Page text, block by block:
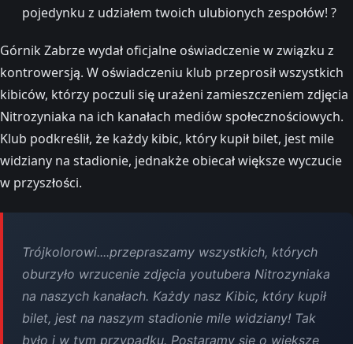
pojedynku z udziałem twoich ulubionych zespołów! ?
Górnik Zabrze wydał oficjalne oświadczenie w związku z
kontrowersją. W oświadczeniu klub przeprosił wszystkich
kibiców, którzy poczuli się urażeni zamieszczeniem zdjęcia
Nitrozyniaka na ich kanałach mediów społecznościowych.
Klub podkreślił, że każdy kibic, który kupił bilet, jest mile
widziany na stadionie, jednakże obiecał większe wyczucie
w przyszłości.
Trójkolorowi....przepraszamy wszystkich, których
oburzyło wrzucenie zdjęcia youtubera Nitrozyniaka
na naszych kanałach. Każdy nasz Kibic, który kupił
bilet, jest na naszym stadionie mile widziany! Tak
było i w tym przypadku. Postaramy się o większe